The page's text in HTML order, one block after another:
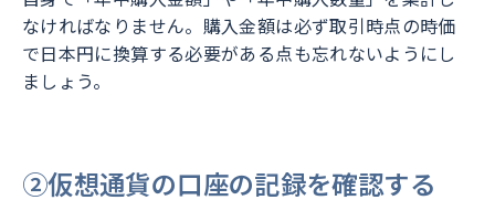
なければなりません。購入金額は必ず取引時点の時価
で日本円に換算する必要がある点も忘れないようにし
ましょう。
②仮想通貨の口座の記録を確認する